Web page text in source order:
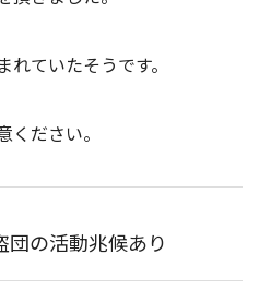
ていたそうです。
ださい。
の活動兆候あり